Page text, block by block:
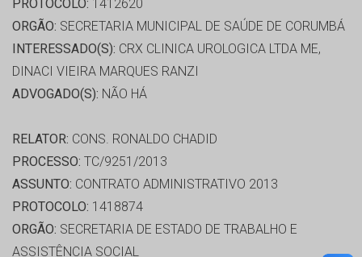
PROTOCOLO: 1412620
ORGÃO: SECRETARIA MUNICIPAL DE SAÚDE DE CORUMBÁ
INTERESSADO(S): CRX CLINICA UROLOGICA LTDA ME,
DINACI VIEIRA MARQUES RANZI
ADVOGADO(S): NÃO HÁ
RELATOR: CONS. RONALDO CHADID
PROCESSO: TC/9251/2013
ASSUNTO: CONTRATO ADMINISTRATIVO 2013
PROTOCOLO: 1418874
ORGÃO: SECRETARIA DE ESTADO DE TRABALHO E
ASSISTÊNCIA SOCIAL